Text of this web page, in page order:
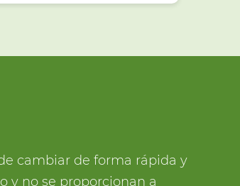
cambiar de forma rápida y
y no se proporcionan a